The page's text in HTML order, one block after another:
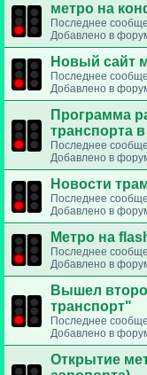
метро на
Последнее
Добавлено в
Новый сайт
Последнее
Добавлено в
Программа
транспорта
Последнее
Добавлено в
Новости
Последнее
Добавлено в
Метро на
Последнее
Добавлено в
Вышел
транспорт"
Последнее
Добавлено в
Открытие